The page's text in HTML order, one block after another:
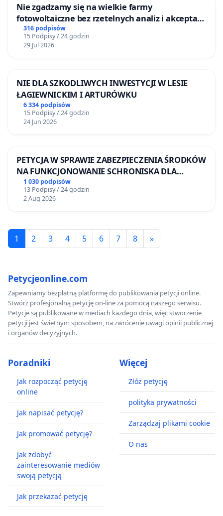
Nie zgadzamy się na wielkie farmy
fotowoltaiczne bez rzetelnych analiz i akceptacji
mieszkańców
316 podpisów
15 Podpisy / 24 godzin
29 Jul 2026
NIE DLA SZKODLIWYCH INWESTYCJI W LESIE
ŁAGIEWNICKIM I ARTURÓWKU
6 334 podpisów
15 Podpisy / 24 godzin
24 Jun 2026
PETYCJA W SPRAWIE ZABEZPIECZENIA ŚRODKÓW
NA FUNKCJONOWANIE SCHRONISKA DLA
BEZDOMNYCH ZWIERZĄT W SKARYSZEWIE
1 030 podpisów
13 Podpisy / 24 godzin
2 Aug 2026
1 2 3 4 5 6 7 8 »
Petycjeonline.com
Zapewniamy bezpłatną platformę do publikowania petycji online.
Stwórz profesjonalną petycję on-line za pomocą naszego serwisu.
Petycje są publikowane w mediach każdego dnia, więc stworzenie
petycji jest świetnym sposobem, na zwrócenie uwagi opinii publicznej
i organów decyzyjnych.
Poradniki
Jak rozpocząć petycję
online
Jak napisać petycję?
Jak promować petycję?
Jak zdobyć
zainteresowanie mediów
swoją petycją
Jak przekazać petycję
Więcej
Złóż petycję
polityka prywatności
Zarządzaj plikami cookie
O nas